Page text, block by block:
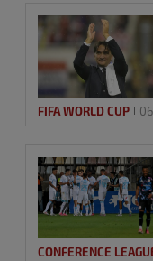
FIFA WORLD CUP
CONFERENCE